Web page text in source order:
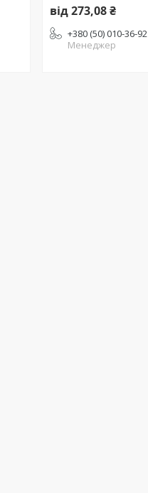
від 273,08 ₴
+380 (50) 010-36-92
Менеджер